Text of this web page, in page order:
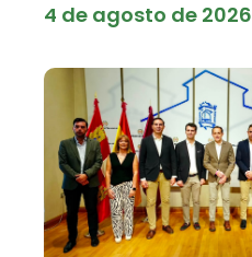
4 de agosto de 2026